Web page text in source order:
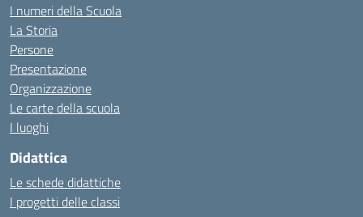
I numeri della Scuola
La Storia
Persone
Presentazione
Organizzazione
Le carte della scuola
I luoghi
Didattica
Le schede didattiche
I progetti delle classi